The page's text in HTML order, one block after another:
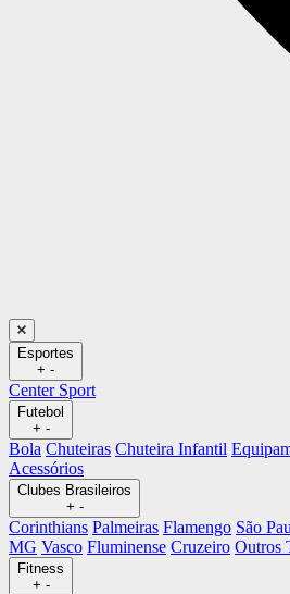
Esportes
+ -
Center Sport
Futebol
+ -
Bola Chuteiras Chuteira Infantil
Acessórios
Clubes Brasileiros
+ -
Corinthians Palmeiras Flamengo São
MG Vasco Fluminense Cruzeiro Outros
Fitness
+ -